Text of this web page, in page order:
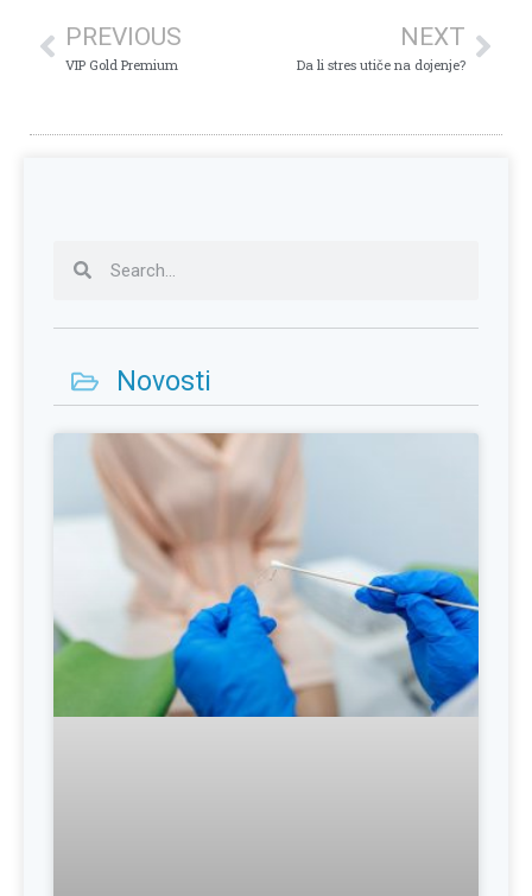
PREVIOUS
VIP Gold Premium
NEXT
Da li stres utiče na dojenje?
Novosti